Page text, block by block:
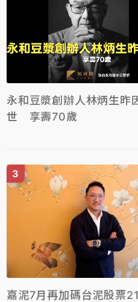
永和豆漿創辦人林炳生昨
世 享壽70歲
嘉泥7月再加碼台泥股票